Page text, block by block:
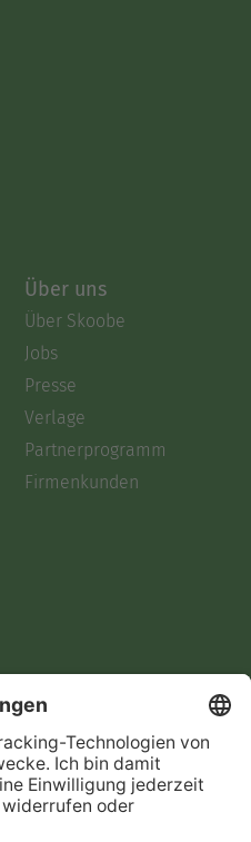
Über uns
Über Skoobe
Jobs
Presse
Verlage
Partnerprogramm
Firmenkunden